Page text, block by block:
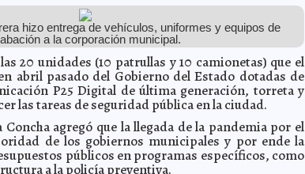
hizo entrega de vehículos, uniformes y equipos de
a la corporación municipal.
20 unidades (10 patrullas y 10 camionetas) que el
abril pasado del Gobierno del Estado dotadas de
P25 Digital de última generación, torreta y
las tareas de seguridad pública en la ciudad.
agregó que la llegada de la pandemia por el
de los gobiernos municipales y por ende la
públicos en programas específicos, como
a la policía preventiva.